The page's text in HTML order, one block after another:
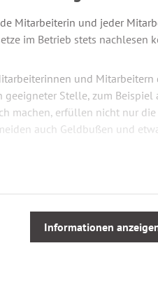
Mitarbeiterin und jeder
im Betrieb stets nachlesen
und
geeigneter Stelle, zum Beispiel
machen, erfüllen nicht nur
auch Geldbußen und
(AGG)
(ArbGG, Auszug)
Informationen